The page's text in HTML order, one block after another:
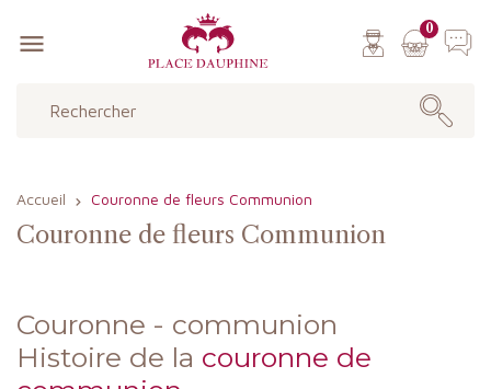
 0
Accueil Couronne de fleurs Communion
Couronne de fleurs Communion
Couronne - communion
Histoire de la couronne de